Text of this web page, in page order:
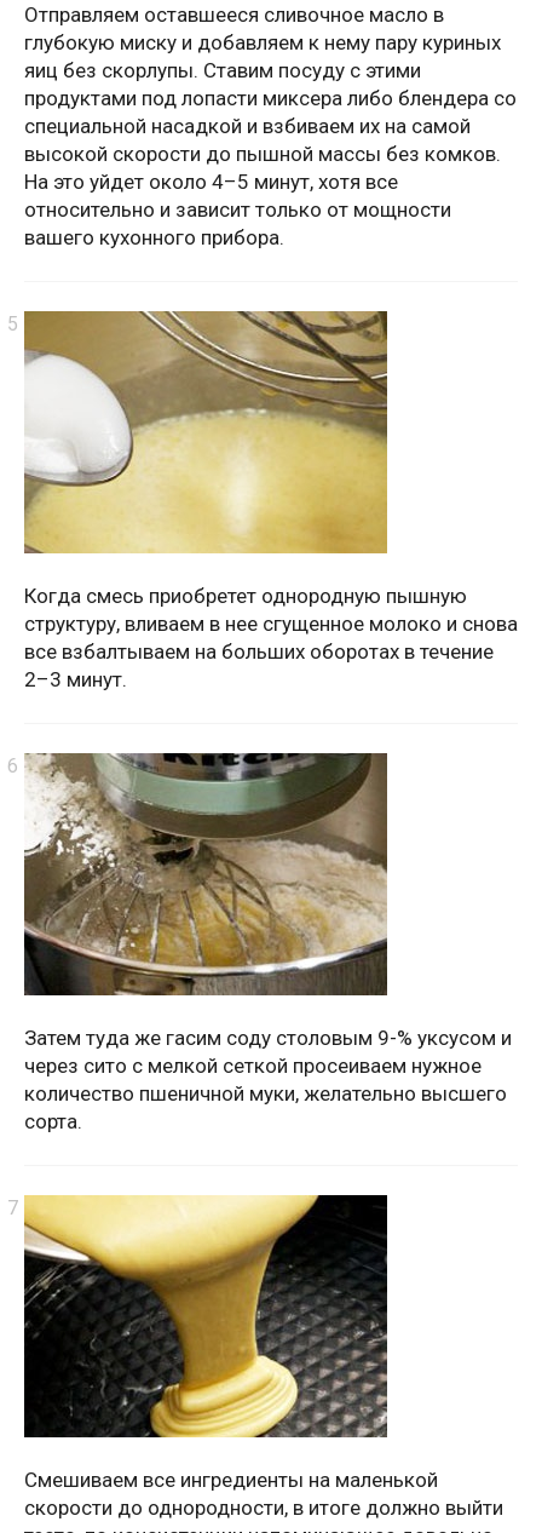
Отправляем оставшееся сливочное масло в
глубокую миску и добавляем к нему пару куриных
яиц без скорлупы. Ставим посуду с этими
продуктами под лопасти миксера либо блендера со
специальной насадкой и взбиваем их на самой
высокой скорости до пышной массы без комков.
На это уйдет около 4–5 минут, хотя все
относительно и зависит только от мощности
вашего кухонного прибора.
Когда смесь приобретет однородную пышную
структуру, вливаем в нее сгущенное молоко и снова
все взбалтываем на больших оборотах в течение
2–3 минут.
Затем туда же гасим соду столовым 9-% уксусом и
через сито с мелкой сеткой просеиваем нужное
количество пшеничной муки, желательно высшего
сорта.
Смешиваем все ингредиенты на маленькой
скорости до однородности, в итоге должно выйти